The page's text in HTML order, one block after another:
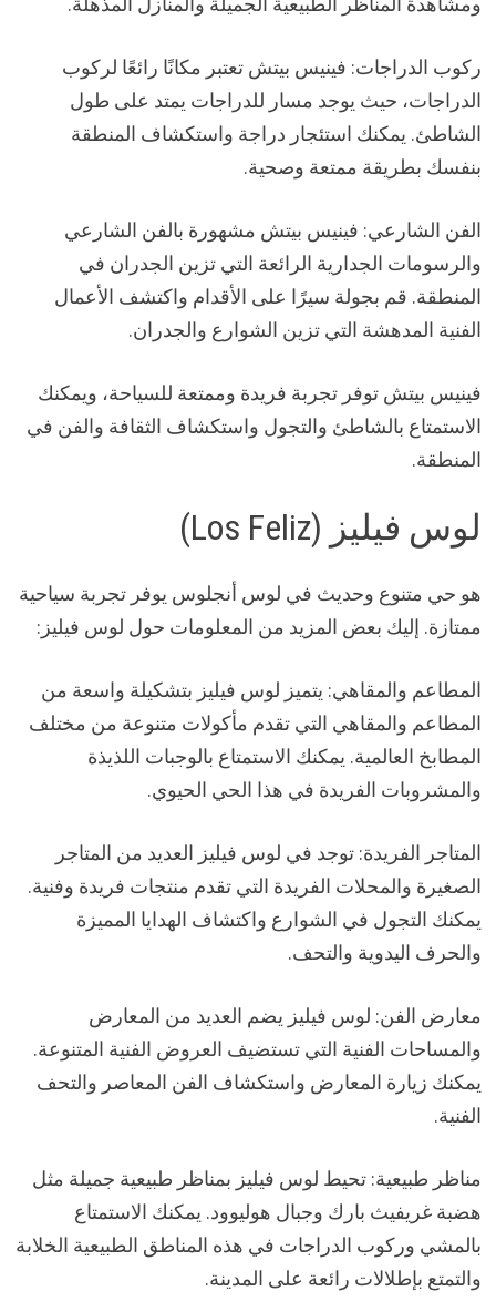
ركوب الدراجات: فينيس بيتش تعتبر مكانًا رائعًا لركوب
الدراجات، حيث يوجد مسار للدراجات يمتد على طول
الشاطئ. يمكنك استئجار دراجة واستكشاف المنطقة
بنفسك بطريقة ممتعة وصحية.
الفن الشارعي: فينيس بيتش مشهورة بالفن الشارعي
والرسومات الجدارية الرائعة التي تزين الجدران في
المنطقة. قم بجولة سيرًا على الأقدام واكتشف الأعمال
الفنية المدهشة التي تزين الشوارع والجدران.
فينيس بيتش توفر تجربة فريدة وممتعة للسياحة، ويمكنك
الاستمتاع بالشاطئ والتجول واستكشاف الثقافة والفن في
المنطقة.
لوس فيليز (Los Feliz)
هو حي متنوع وحديث في لوس أنجلوس يوفر تجربة سياحية
ممتازة. إليك بعض المزيد من المعلومات حول لوس فيليز:
المطاعم والمقاهي: يتميز لوس فيليز بتشكيلة واسعة من
المطاعم والمقاهي التي تقدم مأكولات متنوعة من مختلف
المطابخ العالمية. يمكنك الاستمتاع بالوجبات اللذيذة
والمشروبات الفريدة في هذا الحي الحيوي.
المتاجر الفريدة: توجد في لوس فيليز العديد من المتاجر
الصغيرة والمحلات الفريدة التي تقدم منتجات فريدة وفنية.
يمكنك التجول في الشوارع واكتشاف الهدايا المميزة
والحرف اليدوية والتحف.
معارض الفن: لوس فيليز يضم العديد من المعارض
والمساحات الفنية التي تستضيف العروض الفنية المتنوعة.
يمكنك زيارة المعارض واستكشاف الفن المعاصر والتحف
الفنية.
مناظر طبيعية: تحيط لوس فيليز بمناظر طبيعية جميلة مثل
هضبة غريفيث بارك وجبال هوليوود. يمكنك الاستمتاع
بالمشي وركوب الدراجات في هذه المناطق الطبيعية الخلابة
والتمتع بإطلالات رائعة على المدينة.